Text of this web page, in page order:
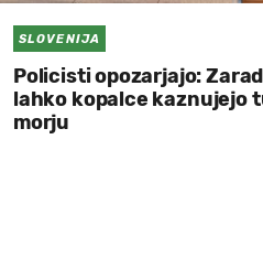
SLOVENIJA
Policisti opozarjajo:
lahko kopalce kaznujejo
morju